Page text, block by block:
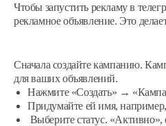
Чтобы запустить рекламу в
рекламное объявление. Это
Сначала создайте кампанию.
для ваших объявлений.
Нажмите «Создать» →
Придумайте ей имя,
Выберите статус. «Активно»,